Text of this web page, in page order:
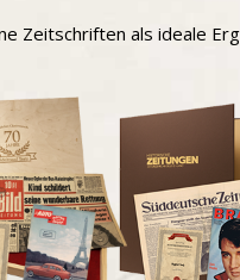
Zeitschriften als ideale